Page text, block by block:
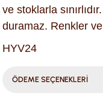
ve stoklarla
duramaz. Renkler
HYV24
ÖDEME SEÇENEKLERİ